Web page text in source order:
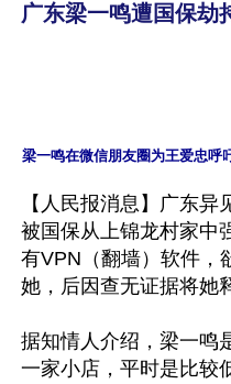
广东梁一鸣遭国保劫
【人民报消息】广东
被国保从上锦龙村家中
有VPN（翻墙）软件，
她，后因查无证据将她
据知情人介绍，梁一鸣
一家小店，平时是比较